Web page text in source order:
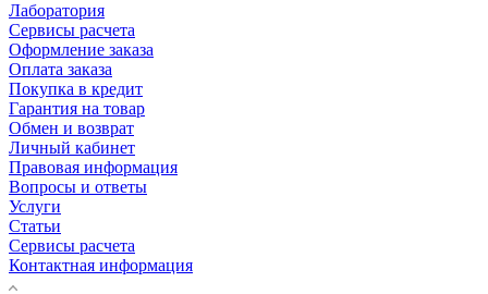
Лаборатория
Сервисы расчета
Оформление заказа
Оплата заказа
Покупка в кредит
Гарантия на товар
Обмен и возврат
Личный кабинет
Правовая информация
Вопросы и ответы
Услуги
Статьи
Сервисы расчета
Контактная информация